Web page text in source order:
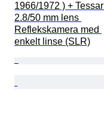
1966/1972 ) + Tessar
2.8/50 mm lens
Reflekskamera med
enkelt linse (SLR)